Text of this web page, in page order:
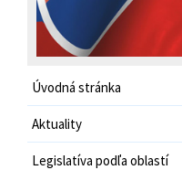
Úvodná stránka
Aktuality
Legislatíva podľa oblastí